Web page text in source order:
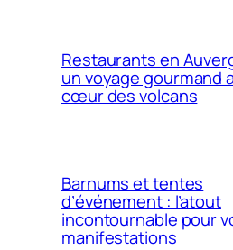
Restaurants en
un voyage gourmand
cœur des volcans
Barnums et tentes
d’événement : l’atout
incontournable pour
manifestations